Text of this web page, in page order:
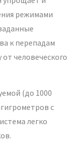
режимами
к перепадам
человеческого
(до 1000
с
легко